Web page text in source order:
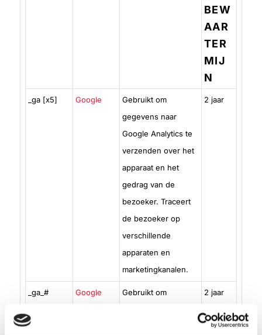
BEW
AAR
TER
MIJ
N
_ga [x5] Google
Gebruikt om
gegevens naar
Google Analytics te
verzenden over het
apparaat en het
gedrag van de
bezoeker. Traceert
de bezoeker op
verschillende
apparaten en
marketingkanalen.
2 jaar
_ga_# Google
Gebruikt om
2 jaar